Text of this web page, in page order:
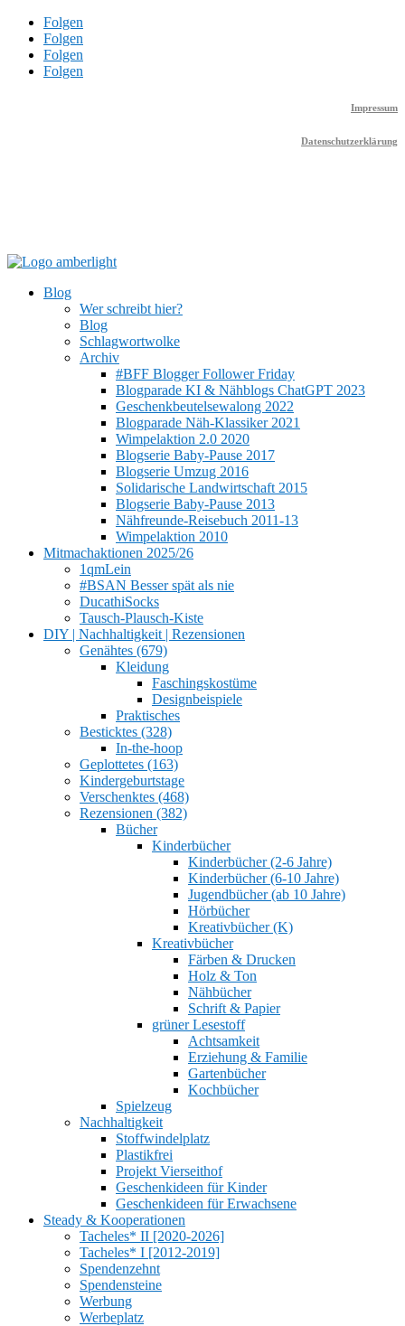
Folgen
Folgen
Folgen
Folgen
Impressum
Datenschutzerklärung
Blog
Wer schreibt hier?
Blog
Schlagwortwolke
Archiv
#BFF Blogger Follower Friday
Blogparade KI & Nähblogs ChatGPT 2023
Geschenkbeutelsewalong 2022
Blogparade Näh-Klassiker 2021
Wimpelaktion 2.0 2020
Blogserie Baby-Pause 2017
Blogserie Umzug 2016
Solidarische Landwirtschaft 2015
Blogserie Baby-Pause 2013
Nähfreunde-Reisebuch 2011-13
Wimpelaktion 2010
Mitmachaktionen 2025/26
1qmLein
#BSAN Besser spät als nie
DucathiSocks
Tausch-Plausch-Kiste
DIY | Nachhaltigkeit | Rezensionen
Genähtes (679)
Kleidung
Faschingskostüme
Designbeispiele
Praktisches
Besticktes (328)
In-the-hoop
Geplottetes (163)
Kindergeburtstage
Verschenktes (468)
Rezensionen (382)
Bücher
Kinderbücher
Kinderbücher (2-6 Jahre)
Kinderbücher (6-10 Jahre)
Jugendbücher (ab 10 Jahre)
Hörbücher
Kreativbücher (K)
Kreativbücher
Färben & Drucken
Holz & Ton
Nähbücher
Schrift & Papier
grüner Lesestoff
Achtsamkeit
Erziehung & Familie
Gartenbücher
Kochbücher
Spielzeug
Nachhaltigkeit
Stoffwindelplatz
Plastikfrei
Projekt Vierseithof
Geschenkideen für Kinder
Geschenkideen für Erwachsene
Steady & Kooperationen
Tacheles* II [2020-2026]
Tacheles* I [2012-2019]
Spendenzehnt
Spendensteine
Werbung
Werbeplatz